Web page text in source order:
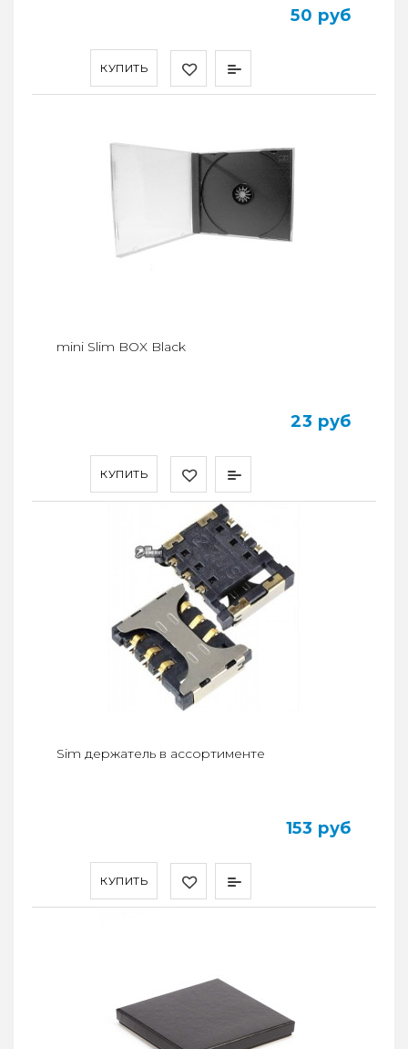
КУПИТЬ
50 руб
КУПИТЬ
mini Slim BOX Black
23 руб
КУПИТЬ
Sim держатель в ассортименте
153 руб